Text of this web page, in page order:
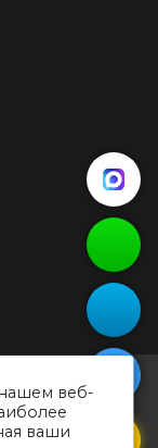
веб-
ваши